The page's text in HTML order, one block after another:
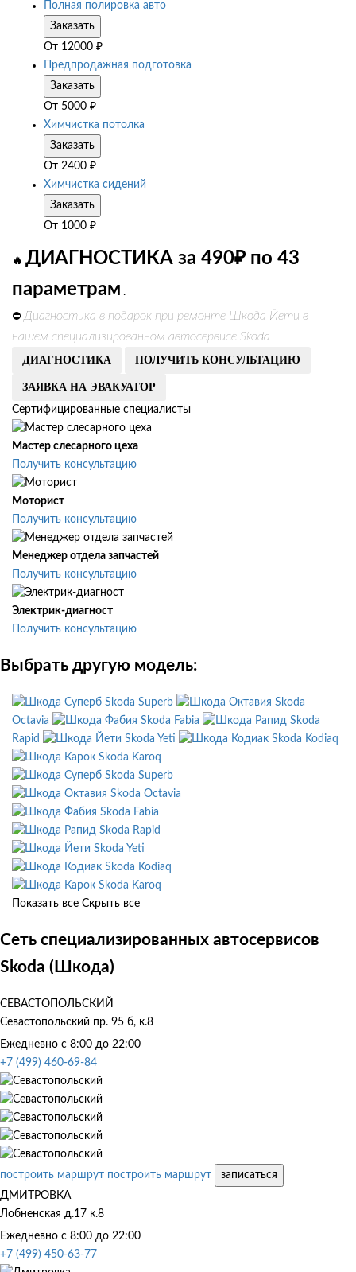
Полная полировка авто
Заказать
От 12000 ₽
Предпродажная подготовка
Заказать
От 5000 ₽
Химчистка потолка
Заказать
От 2400 ₽
Химчистка сидений
Заказать
От 1000 ₽
🔥 ДИАГНОСТИКА за 490₽ по 43
параметрам .
⛔ Диагностика в подарок при ремонте Шкода Йети в
нашем специализированном автосервисе Skoda
ДИАГНОСТИКА ПОЛУЧИТЬ КОНСУЛЬТАЦИЮ
ЗАЯВКА НА ЭВАКУАТОР
Сертифицированные специалисты
Мастер слесарного цеха
Получить консультацию
Моторист
Получить консультацию
Менеджер отдела запчастей
Получить консультацию
Электрик-диагност
Получить консультацию
Выбрать другую модель:
Skoda Superb
Skoda
Octavia
Skoda Fabia
Skoda
Rapid
Skoda Yeti
Skoda Kodiaq
Skoda Karoq
Skoda Superb
Skoda Octavia
Skoda Fabia
Skoda Rapid
Skoda Yeti
Skoda Kodiaq
Skoda Karoq
Показать все Скрыть все
Сеть специализированных автосервисов
Skoda (Шкода)
СЕВАСТОПОЛЬСКИЙ
Севастопольский пр. 95 б, к.8
Ежедневно с 8:00 до 22:00
+7 (499) 460-69-84
построить маршрут построить маршрут
записаться
ДМИТРОВКА
Лобненская д.17 к.8
Ежедневно с 8:00 до 22:00
+7 (499) 450-63-77